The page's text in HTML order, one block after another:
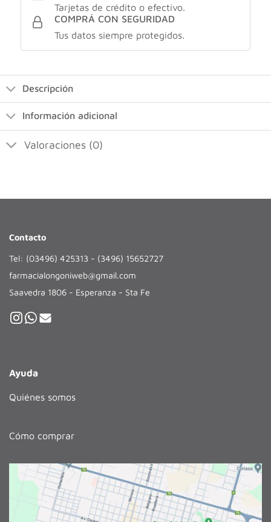
Tarjetas de crédito o efectivo.
COMPRÁ CON SEGURIDAD
Tus datos siempre protegidos.
Descripción
Información adicional
Valoraciones (0)
Contacto
Tel: (03496) 425313 - (3496) 15652727
farmacialongoniweb@gmail.com
Saavedra 1806 - Esperanza - Sta Fe
Ayuda
Quiénes somos
Cómo comprar